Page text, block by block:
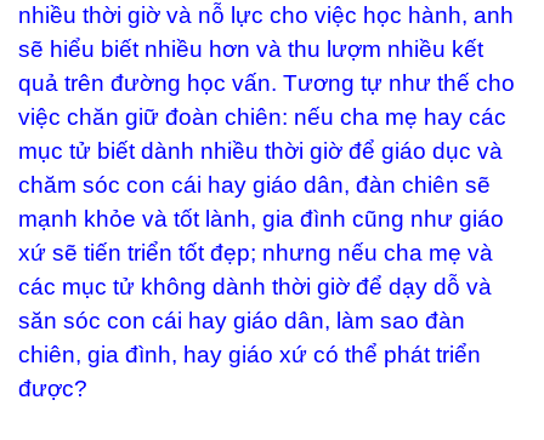
nhiều thời giờ và nỗ lực cho việc học hành, anh
sẽ hiểu biết nhiều hơn và thu lượm nhiều kết
quả trên đường học vấn. Tương tự như thế cho
việc chăn giữ đoàn chiên: nếu cha mẹ hay các
mục tử biết dành nhiều thời giờ để giáo dục và
chăm sóc con cái hay giáo dân, đàn chiên sẽ
mạnh khỏe và tốt lành, gia đình cũng như giáo
xứ sẽ tiến triển tốt đẹp; nhưng nếu cha mẹ và
các mục tử không dành thời giờ để dạy dỗ và
săn sóc con cái hay giáo dân, làm sao đàn
chiên, gia đình, hay giáo xứ có thể phát triển
được?